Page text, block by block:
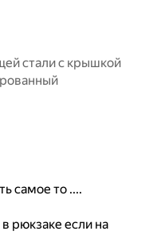
стали с крышкой
самое то ....
рюкзаке если на